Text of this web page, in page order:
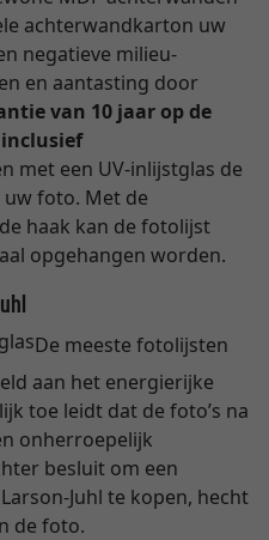
achterwandkarton uw
negatieve milieu-
en aantasting door
van 10 jaar op de
met een UV-inlijstglas de
foto. Met de
haak kan de fotolijst
opgehangen worden.
De meeste fotolijsten
aan het energierijke
toe leidt dat de foto’s na
onherroepelijk
besluit om een
Juhl te kopen, hecht
de foto.